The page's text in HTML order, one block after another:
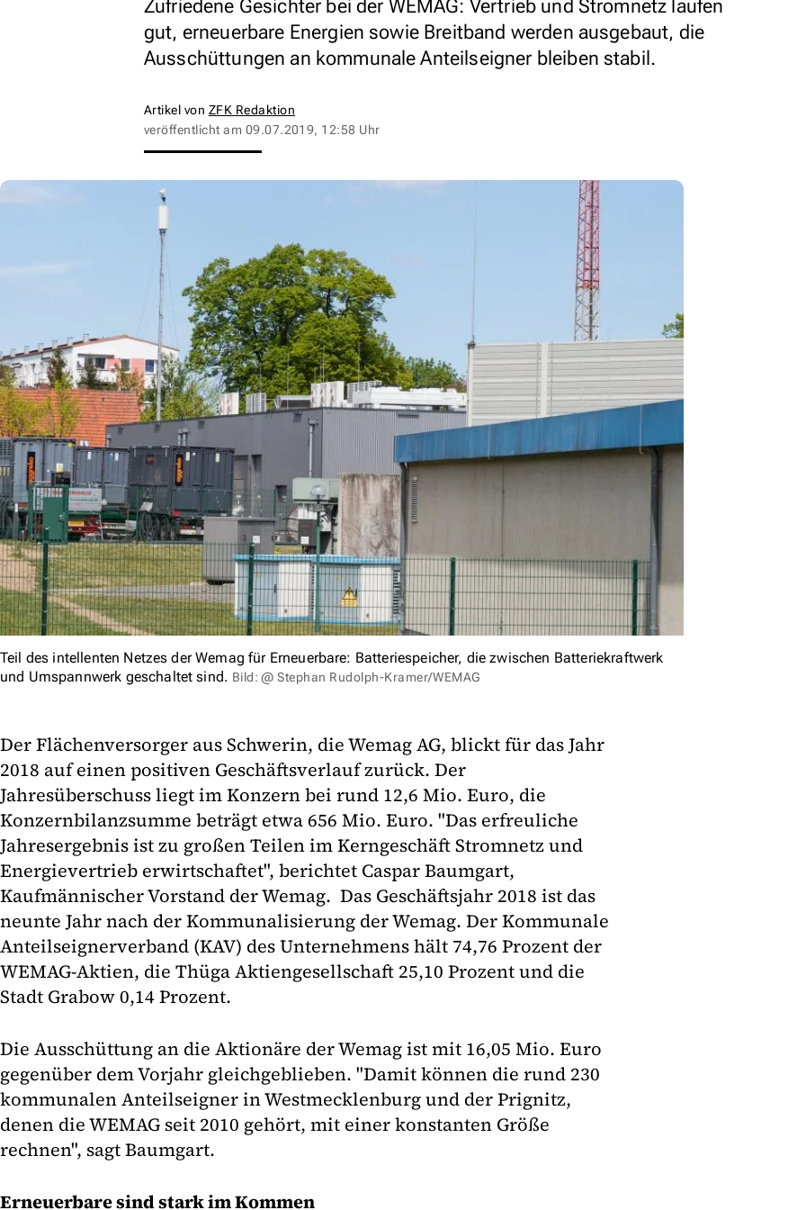
Zufriedene Gesichter bei der WEMAG: Vertrieb und Stromnetz laufen
gut, erneuerbare Energien sowie Breitband werden ausgebaut, die
Ausschüttungen an kommunale Anteilseigner bleiben stabil.
Artikel von ZFK Redaktion
veröffentlicht am 09.07.2019, 12:58 Uhr
Teil des intellenten Netzes der Wemag für Erneuerbare: Batteriespeicher, die zwischen Batteriekraftwerk
und Umspannwerk geschaltet sind. Bild: @ Stephan Rudolph-Kramer/WEMAG
Der Flächenversorger aus Schwerin, die Wemag AG, blickt für das Jahr
2018 auf einen positiven Geschäftsverlauf zurück. Der
Jahresüberschuss liegt im Konzern bei rund 12,6 Mio. Euro, die
Konzernbilanzsumme beträgt etwa 656 Mio. Euro. "Das erfreuliche
Jahresergebnis ist zu großen Teilen im Kerngeschäft Stromnetz und
Energievertrieb erwirtschaftet", berichtet Caspar Baumgart,
Kaufmännischer Vorstand der Wemag. Das Geschäftsjahr 2018 ist das
neunte Jahr nach der Kommunalisierung der Wemag. Der Kommunale
Anteilseignerverband (KAV) des Unternehmens hält 74,76 Prozent der
WEMAG-Aktien, die Thüga Aktiengesellschaft 25,10 Prozent und die
Stadt Grabow 0,14 Prozent.
Die Ausschüttung an die Aktionäre der Wemag ist mit 16,05 Mio. Euro
gegenüber dem Vorjahr gleichgeblieben. "Damit können die rund 230
kommunalen Anteilseigner in Westmecklenburg und der Prignitz,
denen die WEMAG seit 2010 gehört, mit einer konstanten Größe
rechnen", sagt Baumgart.
Erneuerbare sind stark im Kommen